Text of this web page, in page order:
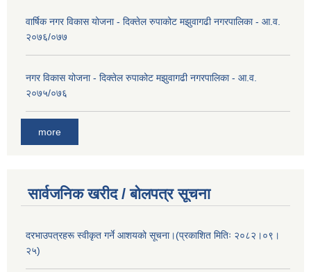
वार्षिक नगर विकास योजना - दिक्तेल रुपाकोट मझुवागढी नगरपालिका - आ.व.
२०७६/०७७
नगर विकास योजना - दिक्तेल रुपाकोट मझुवागढी नगरपालिका - आ.व.
२०७५/०७६
more
सार्वजनिक खरीद / बोलपत्र सूचना
दरभाउपत्रहरू स्वीकृत गर्ने आशयको सूचना।(प्रकाशित मितिः २०८२।०९।
२५)